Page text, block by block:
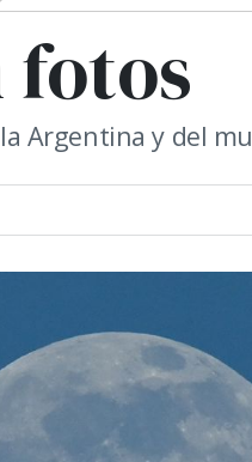
fotos
Argentina y del